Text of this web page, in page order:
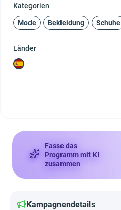
Kategorien
Mode Bekleidung Schuhe
Länder
Fasse das
Programm mit KI
zusammen
Kampagnendetails